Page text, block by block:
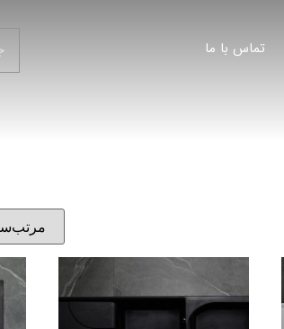
تماس با ما